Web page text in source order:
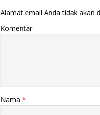
Alamat email Anda tidak akan
Komentar
Nama *